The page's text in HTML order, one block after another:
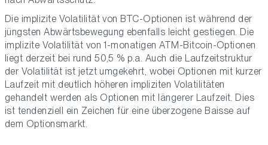
Die implizite Volatilität von BTC-Optionen ist während der
jüngsten Abwärtsbewegung ebenfalls leicht gestiegen. Die
implizite Volatilität von 1-monatigen ATM-Bitcoin-Optionen
liegt derzeit bei rund 50,5 % p.a. Auch die Laufzeitstruktur
der Volatilität ist jetzt umgekehrt, wobei Optionen mit kurzer
Laufzeit mit deutlich höheren impliziten Volatilitäten
gehandelt werden als Optionen mit längerer Laufzeit. Dies
ist tendenziell ein Zeichen für eine überzogene Baisse auf
dem Optionsmarkt.